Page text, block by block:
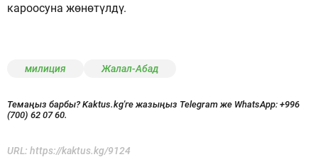
кароосуна жөнөтүлдү.
милиция Жалал-Абад
Темаңыз барбы? Kaktus.kg'ге жазыңыз Telegram же WhatsApp: +996
(700) 62 07 60.
URL: https://kaktus.kg/9124